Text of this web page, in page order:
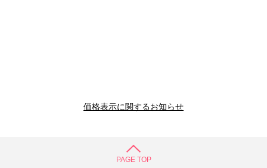
価格表示に関するお知らせ
PAGE TOP